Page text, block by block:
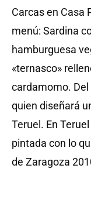
Carcas en Casa
menú: Sardina
hamburguesa
«ternasco»
cardamomo. Del
quien diseñará
Teruel. En
pintada con lo
de Zaragoza